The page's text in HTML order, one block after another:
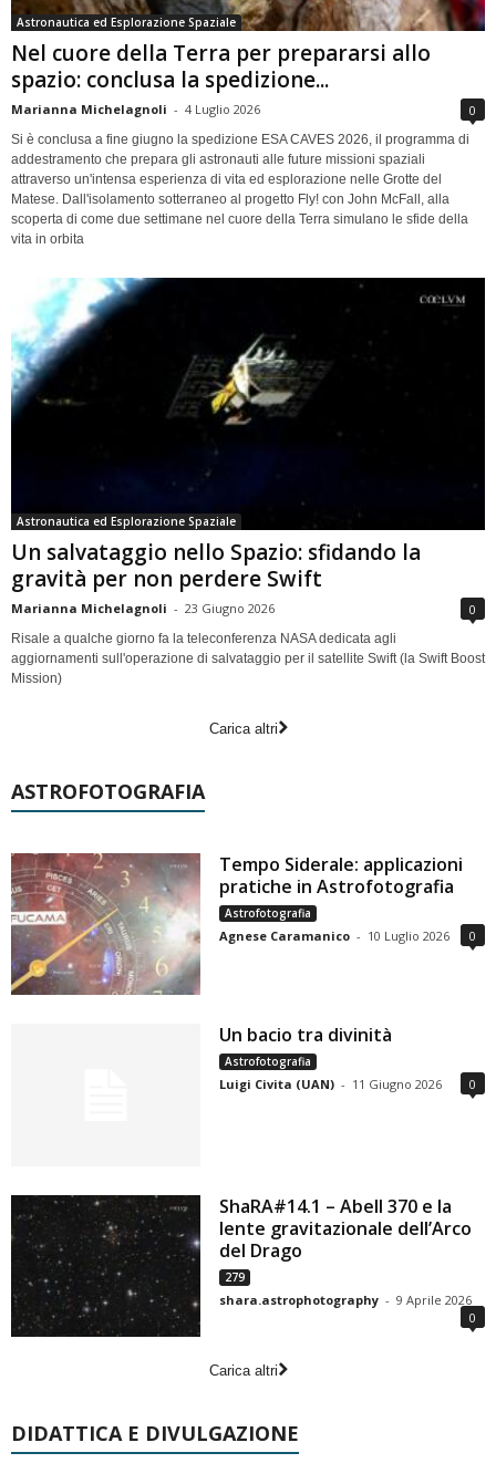
Astronautica ed Esplorazione Spaziale
Nel cuore della Terra per prepararsi allo
spazio: conclusa la spedizione...
Marianna Michelagnoli - 4 Luglio 2026 0
Si è conclusa a fine giugno la spedizione ESA CAVES 2026, il programma di
addestramento che prepara gli astronauti alle future missioni spaziali
attraverso un'intensa esperienza di vita ed esplorazione nelle Grotte del
Matese. Dall'isolamento sotterraneo al progetto Fly! con John McFall, alla
scoperta di come due settimane nel cuore della Terra simulano le sfide della
vita in orbita
Astronautica ed Esplorazione Spaziale
Un salvataggio nello Spazio: sfidando la
gravità per non perdere Swift
Marianna Michelagnoli - 23 Giugno 2026 0
Risale a qualche giorno fa la teleconferenza NASA dedicata agli
aggiornamenti sull'operazione di salvataggio per il satellite Swift (la Swift Boost
Mission)
Carica altri
ASTROFOTOGRAFIA
Tempo Siderale: applicazioni
pratiche in Astrofotografia
Astrofotografia
Agnese Caramanico - 10 Luglio 2026 0
Un bacio tra divinità
Astrofotografia
Luigi Civita (UAN) - 11 Giugno 2026 0
ShaRA#14.1 – Abell 370 e la
lente gravitazionale dell’Arco
del Drago
279
shara.astrophotography - 9 Aprile 2026
0
Carica altri
DIDATTICA E DIVULGAZIONE